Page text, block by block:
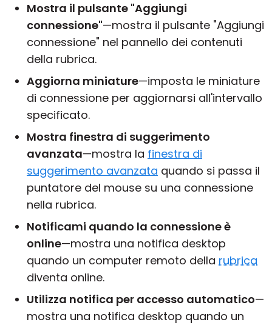
Mostra il pulsante "Aggiungi
connessione"—mostra il pulsante "Aggiungi
connessione" nel pannello dei contenuti
della rubrica.
Aggiorna miniature—imposta le miniature
di connessione per aggiornarsi all'intervallo
specificato.
Mostra finestra di suggerimento
avanzata—mostra la finestra di
suggerimento avanzata quando si passa il
puntatore del mouse su una connessione
nella rubrica.
Notificami quando la connessione è
online—mostra una notifica desktop
quando un computer remoto della rubrica
diventa online.
Utilizza notifica per accesso automatico—
mostra una notifica desktop quando un